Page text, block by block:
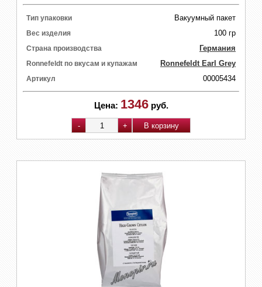
Тип упаковки Вакуумный пакет
Вес изделия 100 гр
Страна производства Германия
Ronnefeldt по вкусам и купажам Ronnefeldt Earl Grey
Артикул 00005434
Цена: 1346 руб.